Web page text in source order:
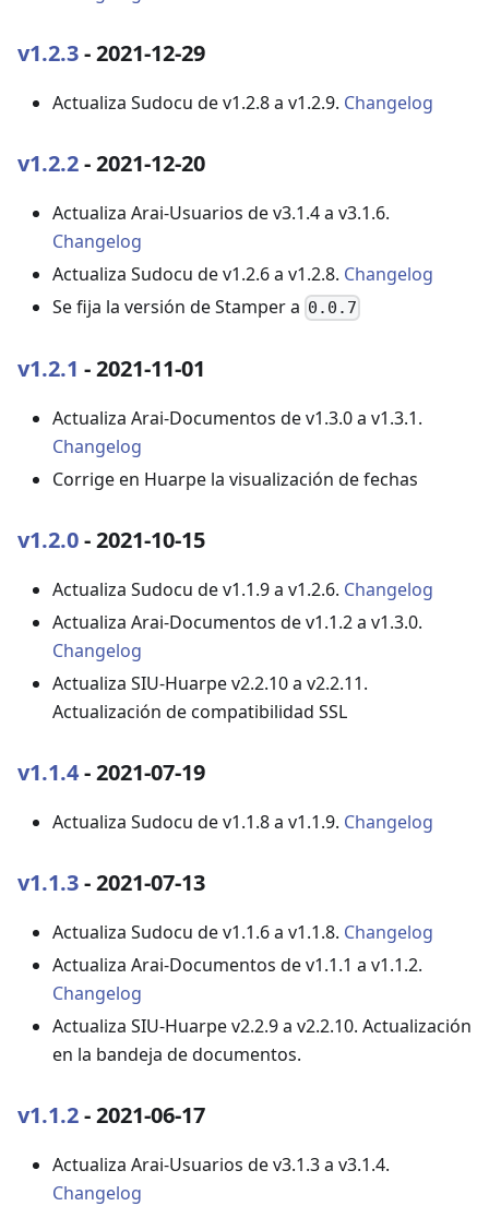
v1.2.3- 2021-12-29
Actualiza Sudocu de v1.2.8 a v1.2.9. Changelog
v1.2.2- 2021-12-20
Actualiza Arai-Usuarios de v3.1.4 a v3.1.6.
Changelog
Actualiza Sudocu de v1.2.6 a v1.2.8. Changelog
Se fija la versión de Stamper a 0.0.7
v1.2.1 - 2021-11-01
Actualiza Arai-Documentos de v1.3.0 a v1.3.1.
Changelog
Corrige en Huarpe la visualización de fechas
v1.2.0- 2021-10-15
Actualiza Sudocu de v1.1.9 a v1.2.6. Changelog
Actualiza Arai-Documentos de v1.1.2 a v1.3.0.
Changelog
Actualiza SIU-Huarpe v2.2.10 a v2.2.11.
Actualización de compatibilidad SSL
v1.1.4- 2021-07-19
Actualiza Sudocu de v1.1.8 a v1.1.9. Changelog
v1.1.3- 2021-07-13
Actualiza Sudocu de v1.1.6 a v1.1.8. Changelog
Actualiza Arai-Documentos de v1.1.1 a v1.1.2.
Changelog
Actualiza SIU-Huarpe v2.2.9 a v2.2.10. Actualización
en la bandeja de documentos.
v1.1.2- 2021-06-17
Actualiza Arai-Usuarios de v3.1.3 a v3.1.4.
Changelog